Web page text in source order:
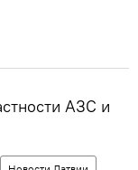
АЗС и